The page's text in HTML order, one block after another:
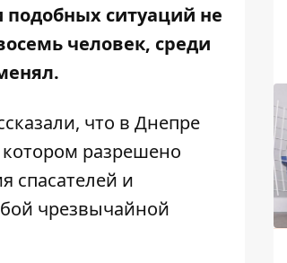
ситуаций не
человек, среди
что в Днепре
разрешено
спасателей и
чрезвычайной